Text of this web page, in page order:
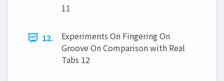
11
12.
Experiments On Fingering On
Groove On Comparison with Real
Tabs 12